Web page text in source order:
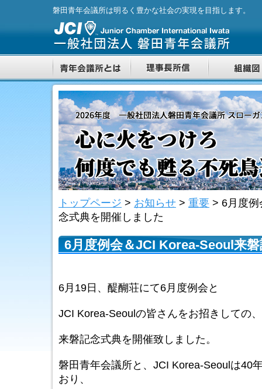
磐田青年会議所は明るく豊かな社会の実現を目指します。
トップページ > お知らせ > 重要 > 6月度
念式典を開催しました
6月度例会＆JCI Korea-Seoul来
6月19日、醍醐荘にて6月度例会と
JCI Korea-Seoulの皆さんをお招きしての、
来磐記念式典を開催致しました。
磐田青年会議所と、JCI Korea-Seoulは40
おり、